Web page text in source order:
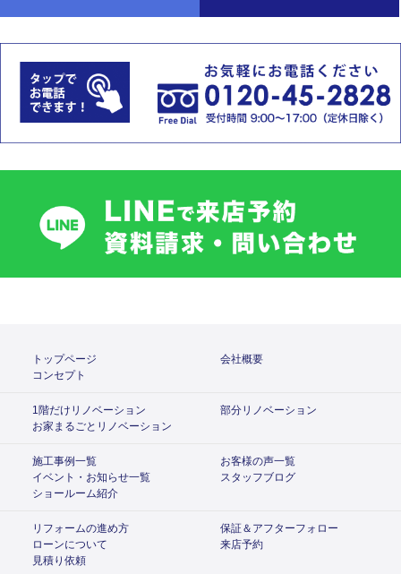
トップページ
会社概要
コンセプト
1階だけリノベーション
部分リノベーション
お家まるごとリノベーション
施工事例一覧
お客様の声一覧
イベント・お知らせ一覧
スタッフブログ
ショールーム紹介
リフォームの進め方
保証＆アフターフォロー
ローンについて
来店予約
見積り依頼